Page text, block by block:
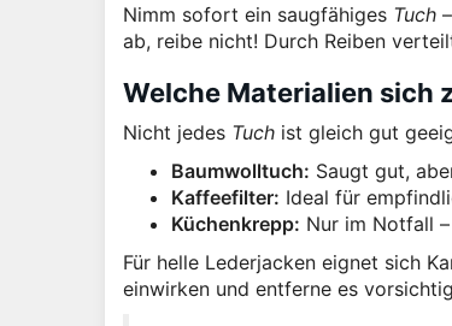
Nimm sofort ein saugfähiges Tuch
ab, reibe nicht! Durch Reiben
Welche Materialien sich
Nicht jedes Tuch ist gleich gut
Baumwolltuch: Saugt gut,
Kaffeefilter: Ideal für
Küchenkrepp: Nur im Notfall
Für helle Lederjacken eignet sich
einwirken und entferne es